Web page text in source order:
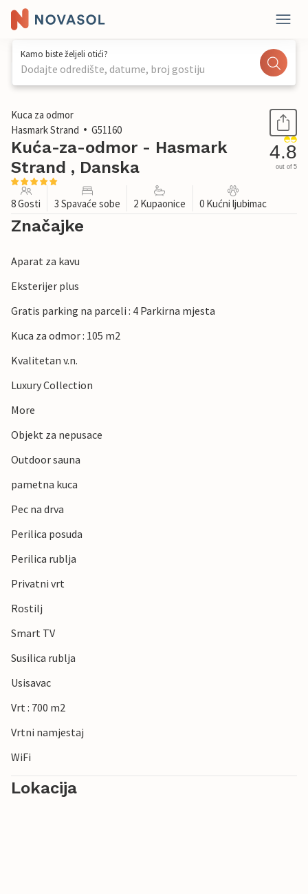
Kamo biste željeli otići?
Dodajte odredište, datume, broj gostiju
1 / 25
Kuca za odmor
Hasmark Strand
G51160
Kuća-za-odmor - Hasmark
Strand , Danska
4.8
out of 5
8 Gosti 3 Spavaće sobe 2 Kupaonice 0 Kućni ljubimac
Značajke
Aparat za kavu
Eksterijer plus
Gratis parking na parceli : 4 Parkirna mjesta
Kuca za odmor : 105 m2
Kvalitetan v.n.
Luxury Collection
More
Objekt za nepusace
Outdoor sauna
pametna kuca
Pec na drva
Perilica posuda
Perilica rublja
Privatni vrt
Rostilj
Smart TV
Susilica rublja
Usisavac
Vrt : 700 m2
Vrtni namjestaj
WiFi
Lokacija